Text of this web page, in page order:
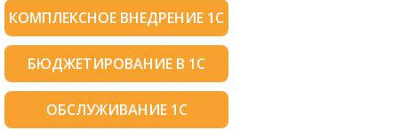
КОМПЛЕКСНОЕ ВНЕДРЕНИЕ 1С
БЮДЖЕТИРОВАНИЕ В 1С
ОБСЛУЖИВАНИЕ 1С